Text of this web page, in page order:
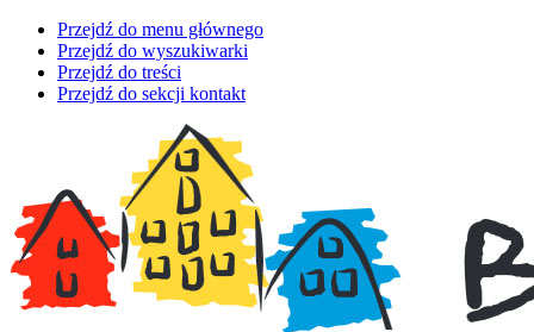
Przejdź do menu głównego
Przejdź do wyszukiwarki
Przejdź do treści
Przejdź do sekcji kontakt